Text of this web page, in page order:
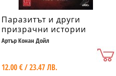
Паразитът и други
призрачни истории
Артър Конан Дойл
12.00 € / 23.47 ЛВ.